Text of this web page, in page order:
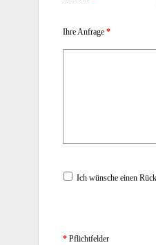
Ihre Anfrage *
Ich wünsche einen
* Pflichtfelder